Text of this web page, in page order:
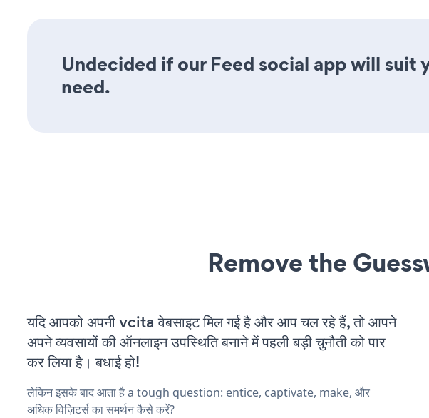
Undecided if our Feed social app will suit
need.
Remove the
यदि आपको अपनी vcita वेबसाइट मिल गई है और आप चल रहे हैं, तो आपने
अपने व्यवसायों की ऑनलाइन उपस्थिति बनाने में पहली बड़ी चुनौती को पार
कर लिया है। बधाई हो!
लेकिन इसके बाद आता है a tough question: entice, captivate, make, और
अधिक विज़िटर्स का समर्थन कैसे करें?